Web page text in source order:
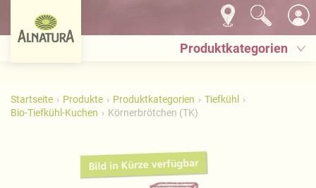
Produktkategorien
Startseite Produkte Produktkategorien
Tiefkühl
Bio-Tiefkühl-Kuchen
Körnerbrötchen (TK)